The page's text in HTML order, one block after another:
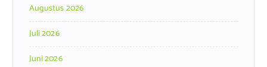
Augustus 2026
Juli 2026
Juni 2026